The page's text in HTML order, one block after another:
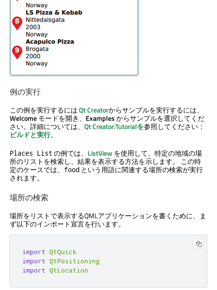
例の実行
この例を実行するにはQt Creatorからサンプルを実行するには、
Welcomeモードを開き、 Examplesからサンプルを選択してくだ
さい。詳細については、 Qt Creator:Tutorialを参照してください：
ビルドと実行。
Places List の例では、 ListViewを使用して、特定の地域の場
所のリストを検索し、結果を表示する方法を示します。 この特
定のケースでは、 food という用語に関連する場所の検索が実行
されます。
場所の検索
場所をリストで表示するQMLアプリケーションを書くために、ま
ず以下のインポート宣言を行います。
import QtQuick
import QtPositioning
import QtLocation